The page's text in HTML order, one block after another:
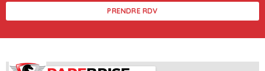
PRENDRE RDV